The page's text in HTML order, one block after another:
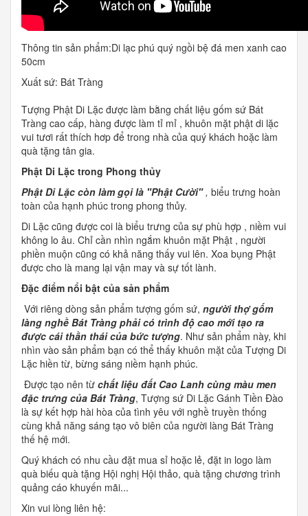
Thông tin sản phẩm:Di lạc phú quý ngồi bệ đá men xanh cao
50cm
Xuất sứ: Bát Tràng
Tượng Phật Di Lặc được làm bằng chất liệu gốm sứ Bát
Tràng cao cấp, hàng được làm tỉ mỉ , khuôn mặt phật di lặc
vui tươi rất thích hơp để trong nhà của quý khách hoặc làm
quà tặng tân gia.
Phật Di Lặc trong Phong thủy
Phật Di Lặc còn làm gọi là "Phật Cười", biểu trưng hoàn
toàn của hạnh phúc trong phong thủy.
Di Lặc cũng được coi là biểu trưng của sự phù hợp , niềm vui
không lo âu. Chỉ cần nhìn ngắm khuôn mặt Phật , người
phiền muộn cũng có khả năng thấy vui lên. Xoa bụng Phật
được cho là mang lại vận may và sự tốt lành.
Đặc điểm nổi bật của sản phẩm
Với riêng dòng sản phẩm tượng gốm sứ, người thợ gốm
làng nghề Bát Tràng phải có trình độ cao mới tạo ra
được cái thần thái của bức tượng. Như sản phẩm này, khi
nhìn vào sản phẩm bạn có thể thấy khuôn mặt của Tượng Di
Lặc hiền từ, bừng sáng niềm hạnh phúc.
Được tạo nên từ chất liệu đất Cao Lanh cùng màu men
đặc trưng của Bát Tràng, Tượng sứ Di Lặc Gánh Tiền Đào
là sự kết hợp hài hòa của tình yêu với nghề truyền thống
cùng khả năng sáng tạo vô biên của người làng Bát Tràng
thế hệ mới.
Quý khách có nhu cầu đặt mua sỉ hoặc lẻ, đặt in logo làm
quà biếu quà tặng Hội nghị Hội thảo, quà tặng chương trình
quảng cáo khuyến mãi...
Xin vui lòng liên hệ: